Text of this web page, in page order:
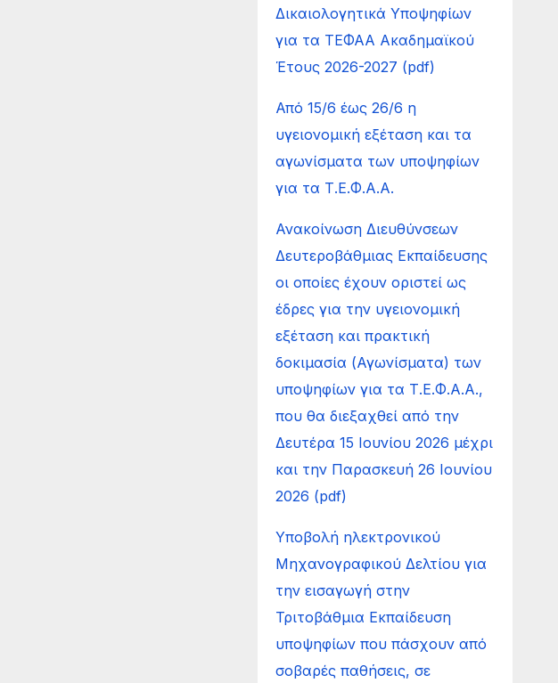
Δικαιολογητικά Υποψηφίων
για τα ΤΕΦΑΑ Ακαδημαϊκού
Έτους 2026-2027 (pdf)
Από 15/6 έως 26/6 η
υγειονομική εξέταση και τα
αγωνίσματα των υποψηφίων
για τα Τ.Ε.Φ.Α.Α.
Ανακοίνωση Διευθύνσεων
Δευτεροβάθμιας Εκπαίδευσης
οι οποίες έχουν οριστεί ως
έδρες για την υγειονομική
εξέταση και πρακτική
δοκιμασία (Αγωνίσματα) των
υποψηφίων για τα Τ.Ε.Φ.Α.Α.,
που θα διεξαχθεί από την
Δευτέρα 15 Ιουνίου 2026 μέχρι
και την Παρασκευή 26 Ιουνίου
2026 (pdf)
Υποβολή ηλεκτρονικού
Μηχανογραφικού Δελτίου για
την εισαγωγή στην
Τριτοβάθμια Εκπαίδευση
υποψηφίων που πάσχουν από
σοβαρές παθήσεις, σε